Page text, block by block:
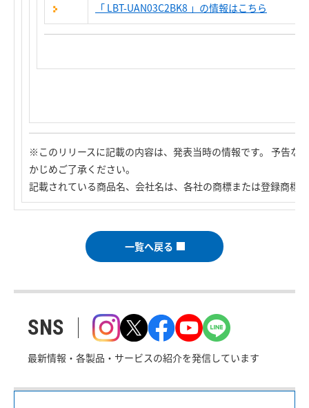
「 LBT-UAN03C2BK8 」の情報はこちら
※このリリースに記載の内容は、発表当時の情報です。 予告な
かじめご了承ください。
記載されている商品名、会社名は、各社の商標または登録商標
一覧へ戻る
SNS
最新情報・各製品・サービスの紹介を発信しています